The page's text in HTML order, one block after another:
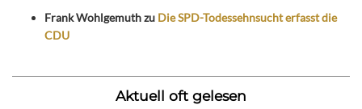
Frank Wohlgemuthzu Die SPD-Todessehnsucht erfasst die
CDU
Aktuell oft gelesen